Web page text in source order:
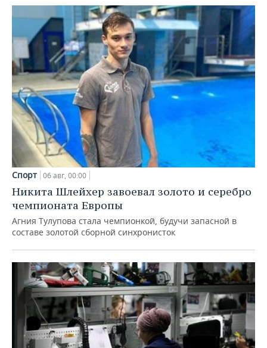
Спорт 06 авг, 00:00
Никита Шлейхер завоевал золото и серебро
чемпионата Европы
Агния Тулупова стала чемпионкой, будучи запасной в
составе золотой сборной синхронисток